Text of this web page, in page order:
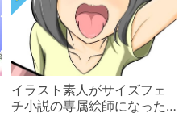
イラスト素人がサイズフェ
チ小説の専属絵師になった